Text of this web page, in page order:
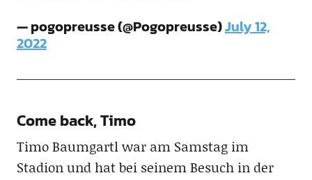
— pogopreusse (@Pogopreusse)July 12,
2022
Come back, Timo
Timo Baumgartl war am Samstag im
Stadion und hat bei seinem Besuch in der